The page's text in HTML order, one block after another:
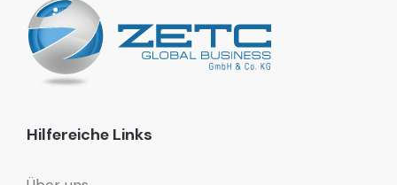
Hilfereiche Links